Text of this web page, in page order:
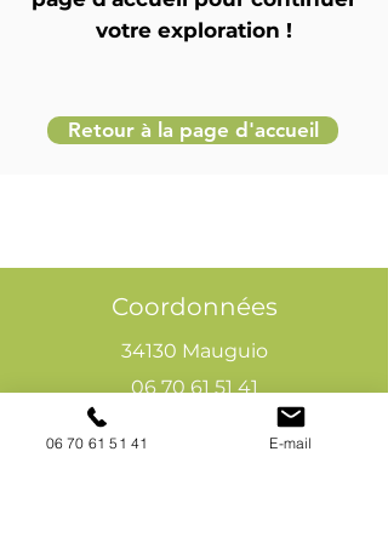
votre exploration !
Retour à la page d'accueil
Coordonnées
34130 Mauguio
06 70 61 51 41
cogivia@gmail.com
06 70 61 51 41 E-mail